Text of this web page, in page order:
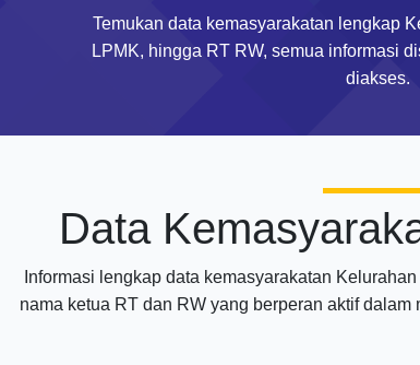
Temukan data kemasyarakatan lengkap
LPMK, hingga RT RW, semua informasi
diakses.
Data
Informasi lengkap data kemasyarakatan
nama ketua RT dan RW yang berperan aktif